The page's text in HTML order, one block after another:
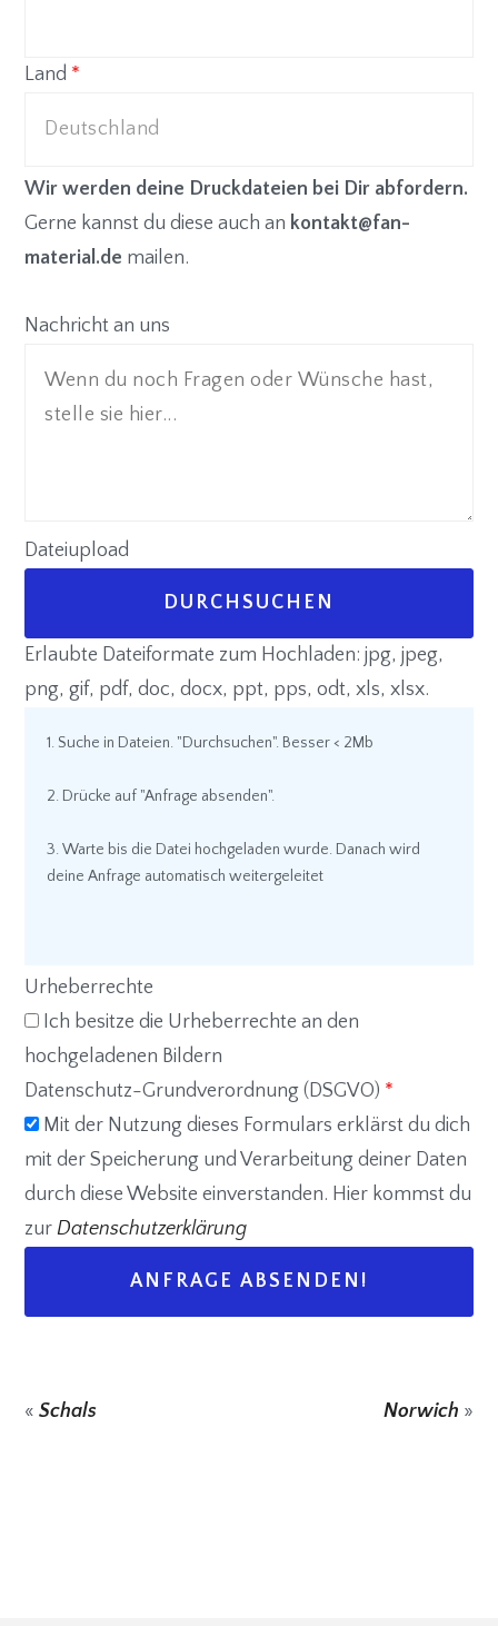
Land *
Wir werden deine Druckdateien bei Dir abfordern.
Gerne kannst du diese auch an kontakt@fan-
material.de mailen.
Nachricht an uns
Dateiupload
DURCHSUCHEN
Erlaubte Dateiformate zum Hochladen: jpg, jpeg,
png, gif, pdf, doc, docx, ppt, pps, odt, xls, xlsx.
1. Suche in Dateien. "Durchsuchen". Besser < 2Mb
2. Drücke auf "Anfrage absenden".
3. Warte bis die Datei hochgeladen wurde. Danach wird
deine Anfrage automatisch weitergeleitet
Urheberrechte
Ich besitze die Urheberrechte an den
hochgeladenen Bildern
Datenschutz-Grundverordnung (DSGVO) *
Mit der Nutzung dieses Formulars erklärst du dich
mit der Speicherung und Verarbeitung deiner Daten
durch diese Website einverstanden. Hier kommst du
zurDatenschutzerklärung
«Schals Norwich »